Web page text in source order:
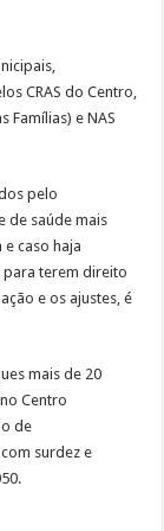
CRAS do Centro,
Famílias) e NAS
pelo
de saúde mais
caso haja
para terem direito
e os ajustes, é
mais de 20
Centro
de
surdez e